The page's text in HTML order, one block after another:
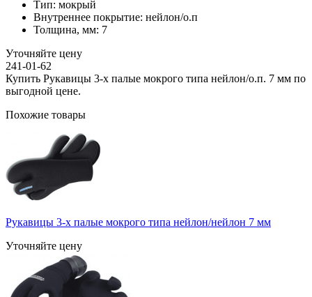
Тип: мокрый
Внутреннее покрытие: нейлон/о.п
Толщина, мм: 7
Уточняйте цену
241-01-62
Купить Рукавицы 3-х палые мокрого типа нейлон/о.п. 7 мм по
выгодной цене.
Похожие товары
Рукавицы 3-х палые мокрого типа нейлон/нейлон 7 мм
Уточняйте цену